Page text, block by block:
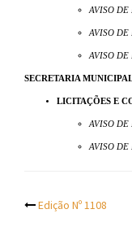
AVISO DE
AVISO DE
AVISO DE
SECRETARIA
LICITAÇÕES E
AVISO DE
AVISO DE
Post
Edição Nº 1108